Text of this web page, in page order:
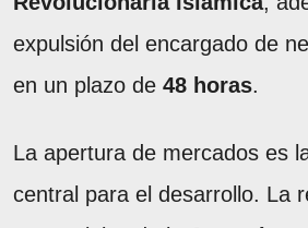
expulsión del encargado de
en un plazo de 48 horas.
La apertura de mercados es
central para el desarrollo. La